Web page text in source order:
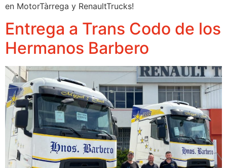
en MotorTàrrega y RenaultTrucks!
Entrega a Trans Codo de los
Hermanos Barbero